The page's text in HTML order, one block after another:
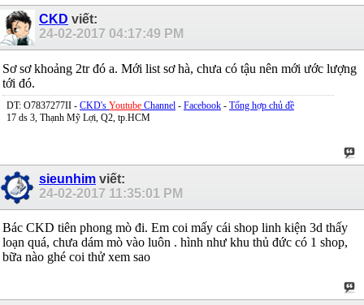
CKD viết:
24-02-2017 04:17:49 PM
Sơ sơ khoảng 2tr đó a. Mới list sơ hà, chưa có tậu nên mới ước lượng
tới đó.
DT: O7837277II - CKD's Youtube Channel - Facebook - Tổng hợp chủ đề
17 ds 3, Thạnh Mỹ Lợi, Q2, tp.HCM
sieunhim viết:
24-02-2017 11:35:01 PM
Bác CKD tiên phong mò đi. Em coi mấy cái shop linh kiện 3d thấy
loạn quá, chưa dám mò vào luôn . hình như khu thủ đức có 1 shop,
bữa nào ghé coi thử xem sao